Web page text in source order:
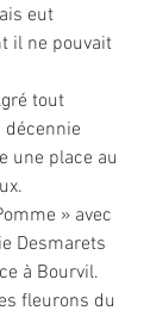
eut
il ne pouvait
tout
décennie
une place au
» avec
Desmarets
à Bourvil.
fleurons du